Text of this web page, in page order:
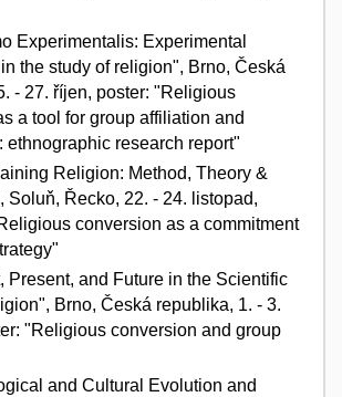
Experimentalis: Experimental
the study of religion", Brno, Česká
- 27. říjen, poster: "Religious
a tool for group affiliation and
ethnographic research report"
Religion: Method, Theory &
Soluň, Řecko, 22. - 24. listopad,
conversion as a commitment
Present, and Future in the Scientific
Brno, Česká republika, 1. - 3.
"Religious conversion and group
and Cultural Evolution and